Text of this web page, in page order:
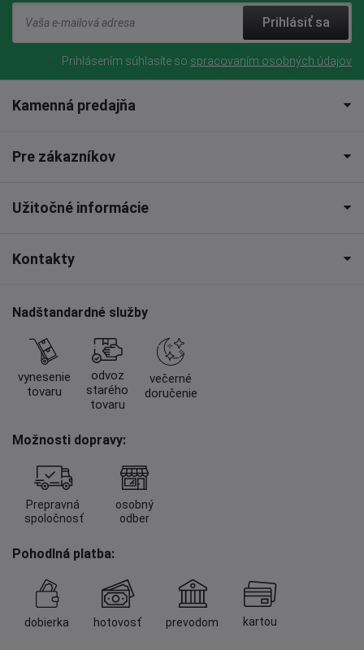
Prihlásiť sa
Prihlásením súhlasíte so spracovaním osobných údajov
Kamenná predajňa
Pre zákazníkov
Užitočné informácie
Kontakty
Nadštandardné služby
vynesenie
tovaru
odvoz
starého
tovaru
večerné
doručenie
Možnosti dopravy:
Prepravná
spoločnosť
osobný
odber
Pohodlná platba:
dobierka hotovosť prevodom kartou